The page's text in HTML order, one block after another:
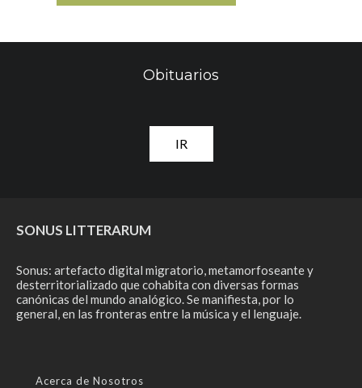
Obituarios
IR
SONUS LITTERARUM
Sonus: artefacto digital migratorio, metamorfoseante y
desterritorializado que cohabita con diversas formas
canónicas del mundo analógico. Se manifiesta, por lo
general, en las fronteras entre la música y el lenguaje.
Acerca de Nosotros